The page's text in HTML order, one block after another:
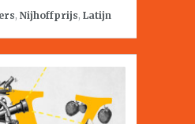
, Nijhoffprijs, Latijn